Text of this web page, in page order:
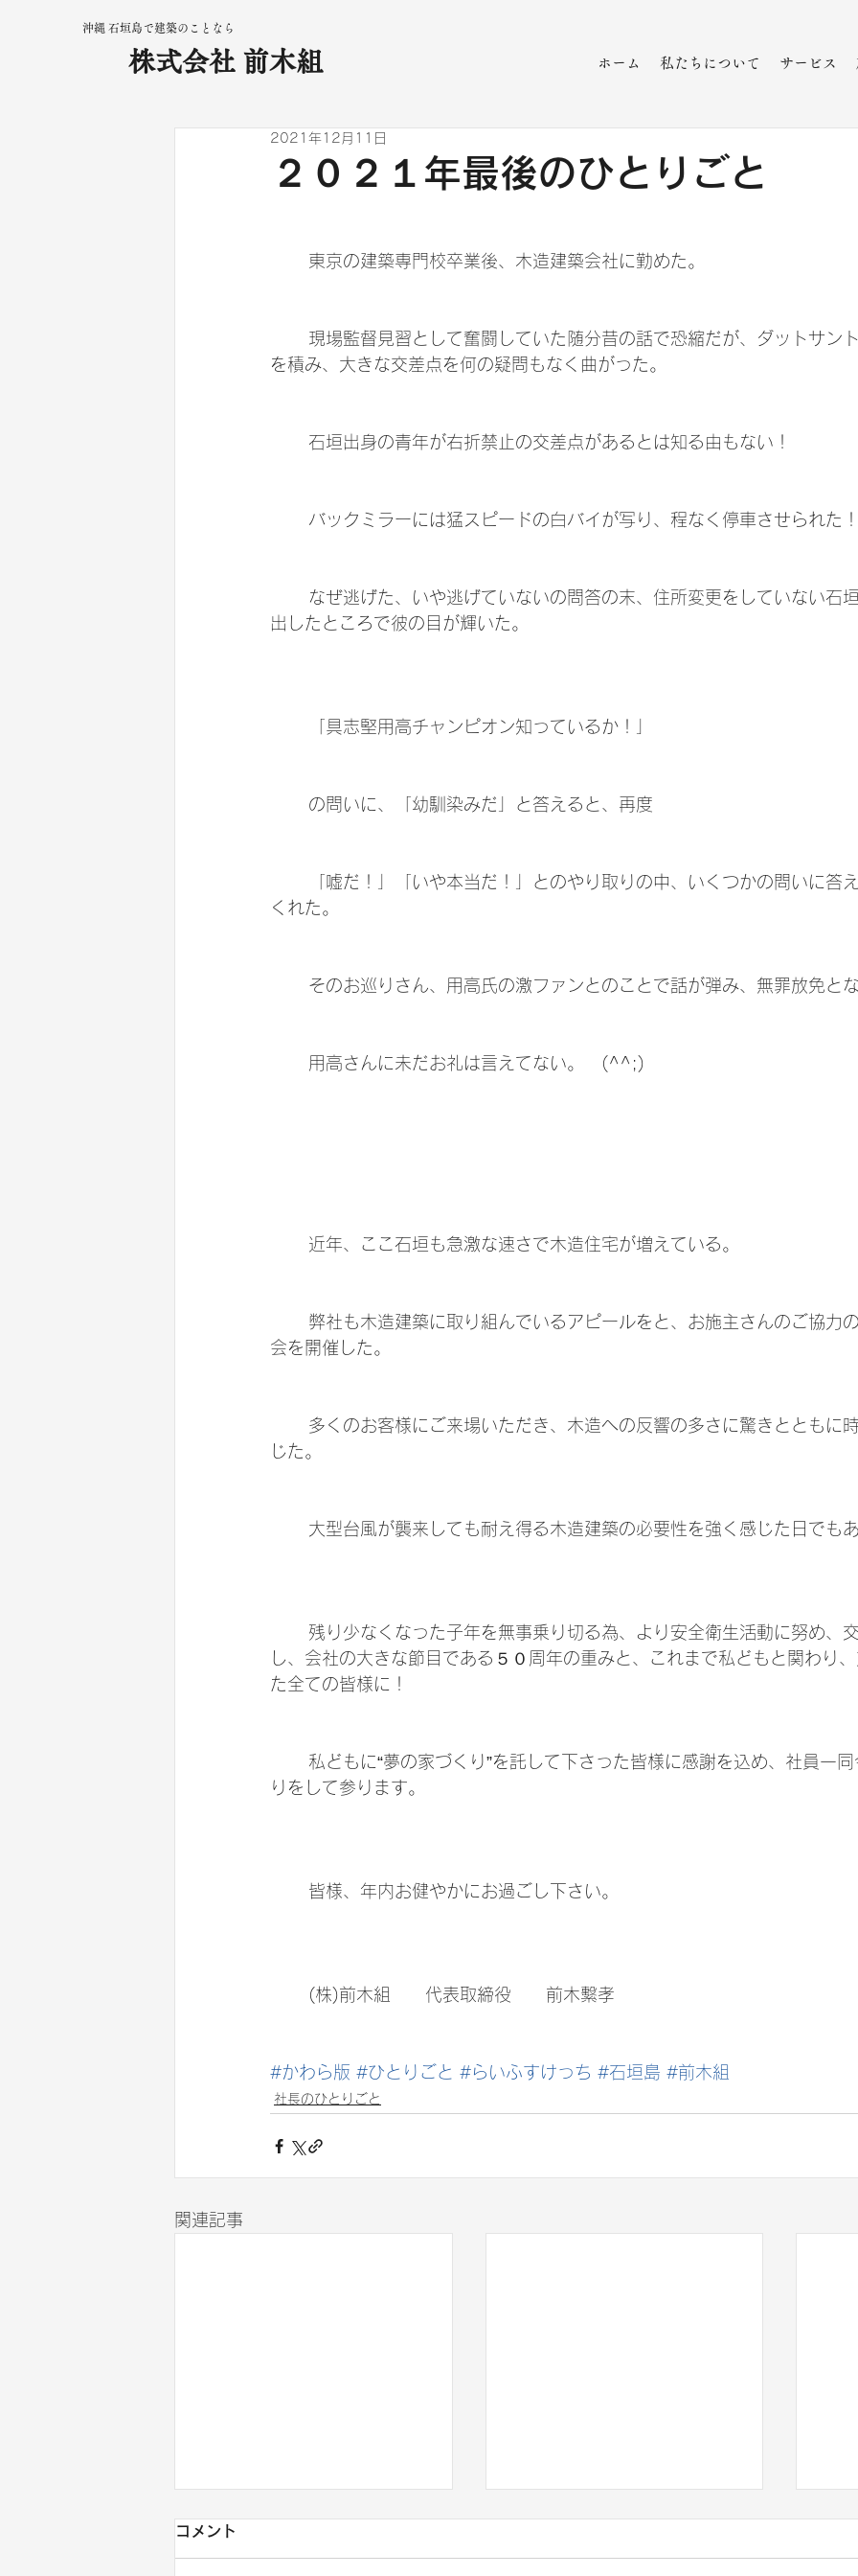
沖縄 石垣島で建築のことなら
株式会社 前木組 ホーム 私たちについて サービス
２０２１年最後のひとりごと
2021年12月11日
	東京の建築専門校卒業後、木造建築会社に勤めた。
を積み、大きな交差点を何の疑問もなく曲がった。
	石垣出身の青年が右折禁止の交差点があるとは知る由もない！
バックミラーには猛スピードの白バイが写り、程なく停車させられた
出したところで彼の目が輝いた。
	「具志堅用高チャンピオン知っているか！」
	の問いに、「幼馴染みだ」と答えると、再度
くれた。
そのお巡りさん、用高氏の激ファンとのことで話が弾み、無罪放免と
	用高さんに未だお礼は言えてない。　(^^;)
	近年、ここ石垣も急激な速さで木造住宅が増えている。
会を開催した。
じた。
大型台風が襲来しても耐え得る木造建築の必要性を強く感じた日でも
し、会社の大きな節目である５０周年の重みと、これまで私どもと関わり
た全ての皆様に！
りをして参ります。
	皆様、年内お健やかにお過ごし下さい。
	(株)前木組　　代表取締役　　前木繫孝
#かわら版 #ひとりごと #らいふすけっち #石垣島 #前木組
社長のひとりごと
関連記事
コメント